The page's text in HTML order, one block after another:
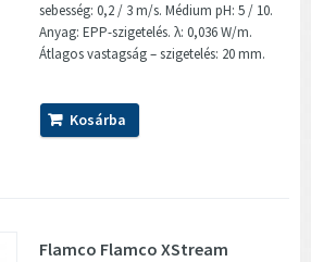
sebesség: 0,2 / 3 m/s. Médium pH: 5 / 10.
Anyag: EPP-szigetelés. λ: 0,036 W/m.
Átlagos vastagság – szigetelés: 20 mm.
Kosárba
Flamco Flamco XStream